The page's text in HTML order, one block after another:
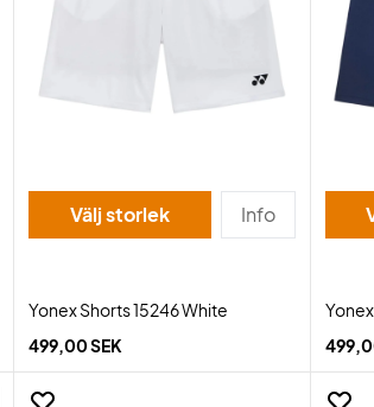
Välj storlek Info
Yonex Shorts 15246 White
499,00 SEK